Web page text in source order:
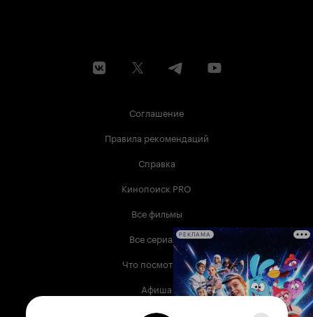
Соглашение
Правила рекомендаций
Справка
Кинопоиск PRO
Все фильмы
Все сериалы
Что посмотреть
Афиша
Музыка
РЕКЛАМА